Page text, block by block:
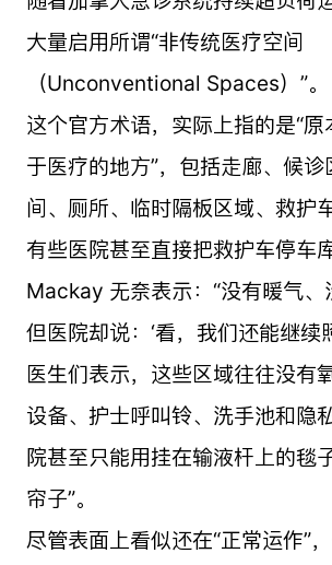
大量启用所谓“非传统医疗空间
（Unconventional Spaces）”。
这个官方术语，实际上指的是“原
于医疗的地方”，包括走廊、候
间、厕所、临时隔板区域、救护
有些医院甚至直接把救护车停车
Mackay 无奈表示：“没有暖气、
但医院却说：‘看，我们还能继续
医生们表示，这些区域往往没有
设备、护士呼叫铃、洗手池和隐
院甚至只能用挂在输液杆上的毯
帘子”。
尽管表面上看似还在“正常运作”